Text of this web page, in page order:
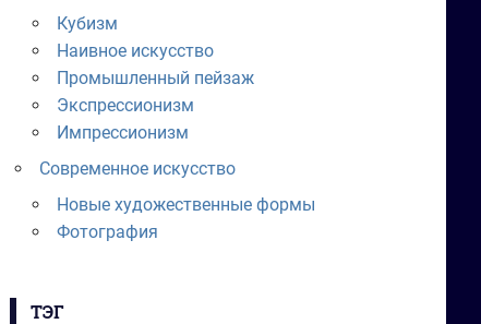
Кубизм
Наивное искусство
Промышленный пейзаж
Экспрессионизм
Импрессионизм
Современное искусство
Новые художественные формы
Фотография
ТЭГ